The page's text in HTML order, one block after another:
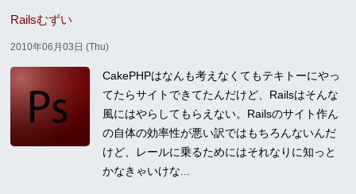
Railsむずい
2010年06月03日 (Thu)
CakePHPはなんも考えなくてもテキトーにやっ
てたらサイトできてたんだけど、Railsはそんな
風にはやらしてもらえない。Railsのサイト作ん
の自体の効率性が悪い訳ではもちろんないんだ
けど、レールに乗るためにはそれなりに知っと
かなきゃいけな...